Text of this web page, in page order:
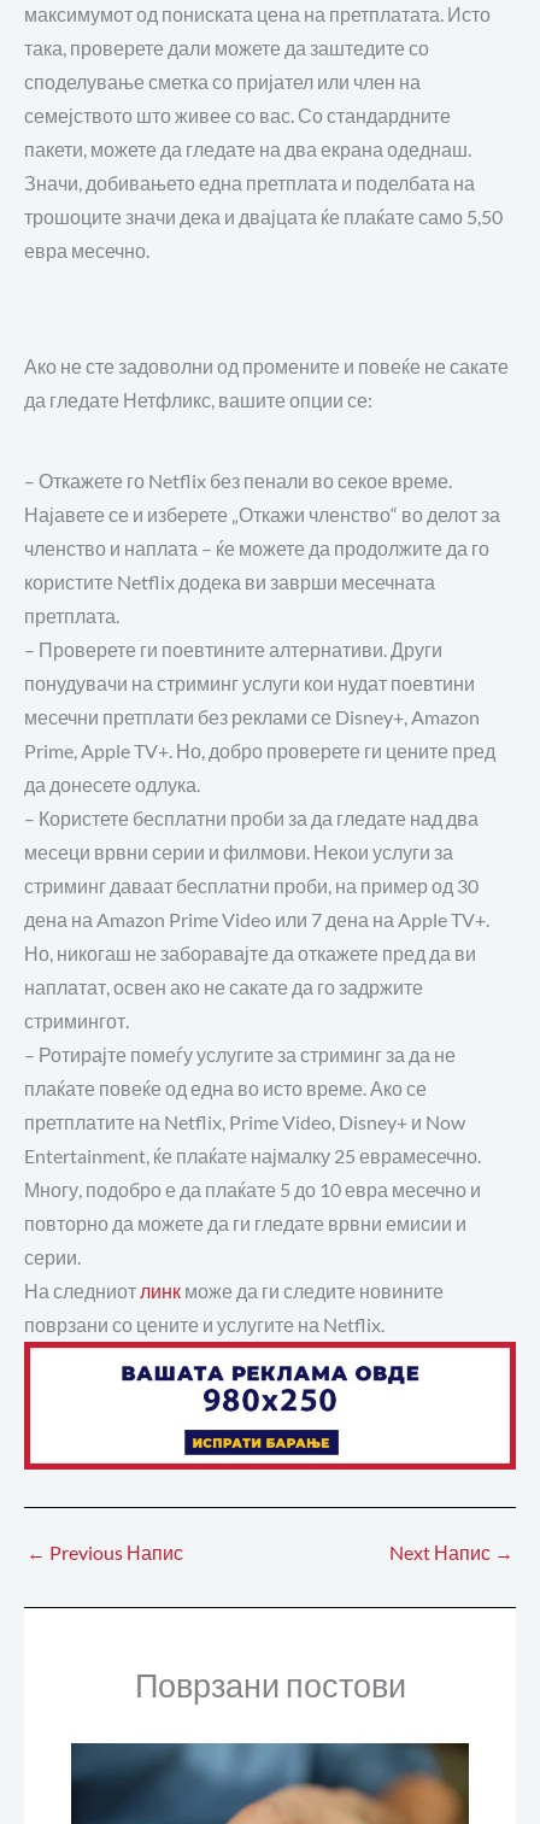
максимумот од пониската цена на претплатата. Исто
така, проверете дали можете да заштедите со
споделување сметка со пријател или член на
семејството што живее со вас. Со стандардните
пакети, можете да гледате на два екрана одеднаш.
Значи, добивањето една претплата и поделбата на
трошоците значи дека и двајцата ќе плаќате само 5,50
евра месечно.
Ако не сте задоволни од промените и повеќе не сакате
да гледате Нетфликс, вашите опции се:
– Откажете го Netflix без пенали во секое време.
Најавете се и изберете „Откажи членство“ во делот за
членство и наплата – ќе можете да продолжите да го
користите Netflix додека ви заврши месечната
претплата.
– Проверете ги поевтините алтернативи. Други
понудувачи на стримингуслуги кои нудат поевтини
месечни претплати без реклами се Disney+, Amazon
Prime, Apple TV+. Но, добро проверете ги цените пред
да донесете одлука.
– Користете бесплатни проби за да гледате над два
месеци врвни серии и филмови. Некои услуги за
стриминг даваат бесплатни проби, на пример од 30
дена на Amazon Prime Video или 7 дена на Apple TV+.
Но, никогаш не заборавајте да откажете пред да ви
наплатат, освен ако не сакате да го задржите
стримингот.
– Ротирајте помеѓу услугите за стриминг за да не
плаќате повеќе од една во исто време. Ако се
претплатите на Netflix, Prime Video, Disney+ и Now
Entertainment, ќе плаќате најмалку 25 еврамесечно.
Многу, подобро е да плаќате 5 до 10евра месечно и
повторно да можете да ги гледате врвни емисии и
серии.
На следниот линк може да ги следите новините
поврзани со цените и услугите на Netflix.
← Previous Напис Next Напис →
Поврзани постови